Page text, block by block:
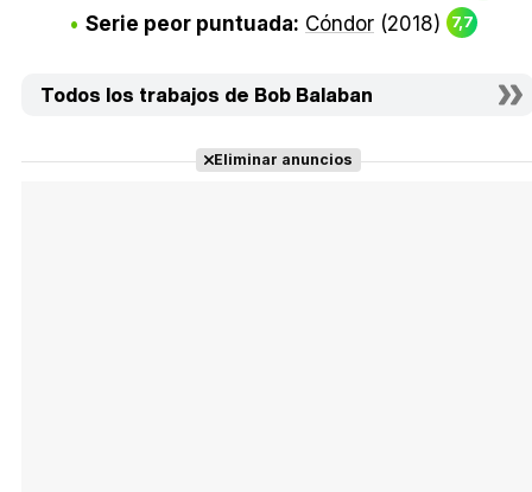
Serie peor puntuada: Cóndor (2018) 7,7
Todos los trabajos de Bob Balaban
Eliminar anuncios